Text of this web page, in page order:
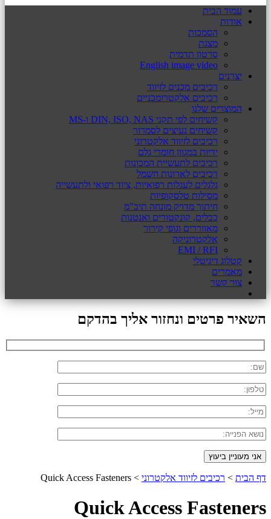
עמוד הבית
אודות
הסמכות
מצגת
סרטון תדמית
English image video
יצרנים
רכיבים מכנים לזיווד
רכיבים אלקטרומכניים
המוצרים שלנו
קשיחים לפי תקני DIN, ISO, NAS ו-MS
קשיחים נעיצים לסמרור
רכיבים לזיווד אלקטרוני
ידיות במגוון חומרי גלם
רכיבים לתעשיית המכונות
רכיבים לארונות חשמל
גלגלים לעגלות רפואיות, ציוד רפואי ולתעשייה
מסילות טלסקופיות
חיתוך מדויק מונחה תיב"מ
כבלים, קונקטורים ואנטנות
מאווררים וגופי קירור
אלקטרוניקה
EMI / RFI
קטלוג דיגיטלי
מאמרים
צור קשר
השאיר פרטים ונחזור אליך בהדקם
דף הבית > רכיבים לזיווד אלקטרוני >
Quick Access Fasteners
Quick Access Fasteners